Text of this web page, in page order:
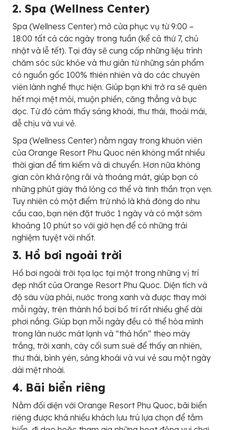
2. Spa (Wellness Center)
Spa (Wellness Center) mở cửa phục vụ từ 9:00 –
18:00 tất cả các ngày trong tuần (kể cả thứ 7, chủ
nhật và lễ tết). Tại đây sẽ cung cấp những liệu trình
chăm sóc sức khỏe và thư giãn từ những sản phẩm
có nguồn gốc 100% thiên nhiên và do các chuyên
viên lành nghề thực hiện. Giúp bạn khi trở ra sẽ quên
hết mọi mệt mỏi, muộn phiền, căng thẳng và bực
dọc. Từ đó cảm thấy sảng khoái, thư thái, thoải mái,
dễ chịu và vui vẻ.
Spa (Wellness Center) nằm ngay trong khuôn viên
của Orange Resort Phu Quoc nên không mất nhiều
thời gian để tìm kiếm và di chuyển. Hơn nữa không
gian còn khá rộng rãi và thoáng mát, giúp bạn có
những phút giây thả lỏng cơ thể và tinh thần trọn vẹn.
Tuy nhiên có một điểm trừ nhỏ là khá đông do nhu
cầu cao, bạn nên đặt trước 1 ngày và có mặt sớm
khoảng 10 phút so với giờ hẹn để có những trải
nghiệm tuyệt vời nhất.
3. Hồ bơi ngoài trời
Hồ bơi ngoài trời tọa lạc tại một trong những vị trí
đẹp nhất của Orange Resort Phu Quoc. Diện tích và
độ sâu vừa phải, nước trong xanh và được thay mới
mỗi ngày, trên thành hồ bơi bố trí rất nhiều ghế dài
phơi nắng. Giúp bạn mỗi ngày đều có thể hòa mình
trong làn nước mát lạnh và “thả hồn” theo mây
trắng, trời xanh, cây cối sum suê để thấy an nhiên,
thư thái, bình yên, sảng khoái và vui vẻ sau một ngày
dài mệt nhoài.
4. Bãi biển riêng
Nằm đối diện với Orange Resort Phu Quoc, bãi biển
riêng được khá nhiều khách lưu trú lựa chọn để tắm